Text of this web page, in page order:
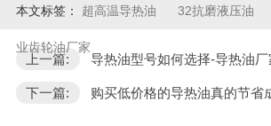
本文标签： 超高温导热油 32抗磨液压油
业齿轮油厂家
上一篇: 导热油型号如何选择-导热油
下一篇: 购买低价格的导热油真的节省